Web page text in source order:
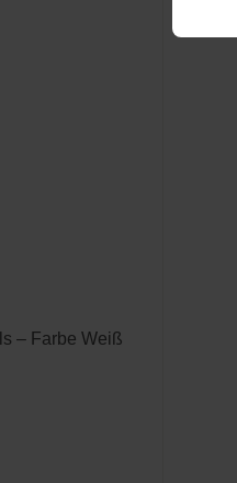
– Farbe Weiß